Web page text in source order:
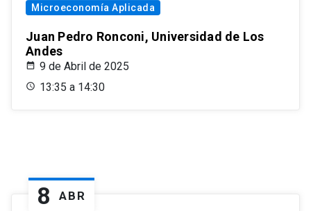
Microeconomía Aplicada
Juan Pedro Ronconi, Universidad de Los
Andes
9 de Abril de 2025
13:35 a 14:30
8 ABR